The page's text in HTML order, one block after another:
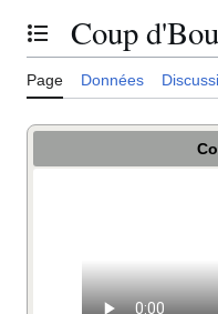
Basculer la table des
Coup
Page Données